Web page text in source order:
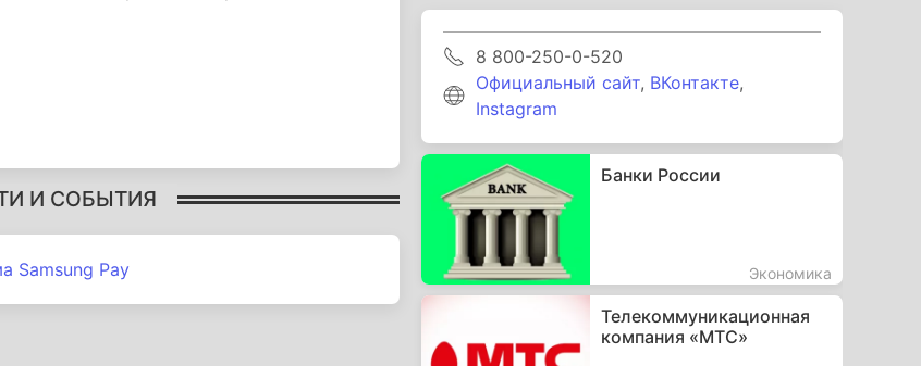
И СОБЫТИЯ
Samsung Pay
8 800-250-0-520
Официальный сайт, ВКонтакте,
Instagram
Банки России
Экономика
Телекоммуникационная
компания «МТС»